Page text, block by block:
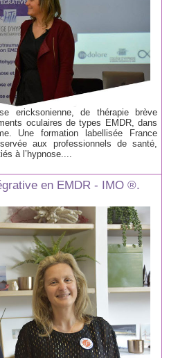
ericksonienne, de thérapie brève
oculaires de types EMDR, dans
Une formation labellisée France
aux professionnels de santé,
à l’hypnose....
en EMDR - IMO ®.